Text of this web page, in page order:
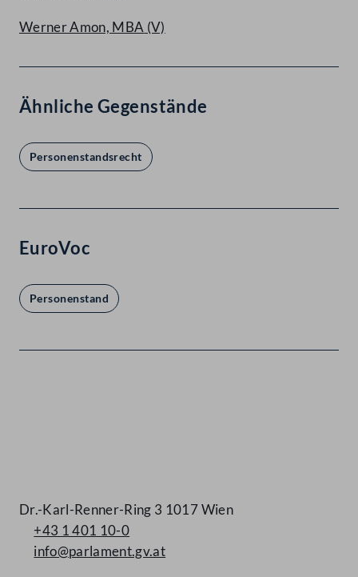
Werner Amon, MBA (V)
Ähnliche Gegenstände
Personenstandsrecht
EuroVoc
Personenstand
Dr.-Karl-Renner-Ring 3 1017 Wien
+43 1 401 10-0
info@parlament.gv.at